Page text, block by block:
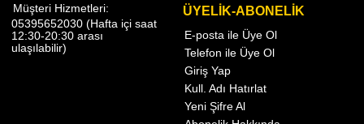
Müşteri Hizmetleri:
05395652030 (Hafta içi saat
12:30-20:30 arası
ulaşılabilir)
ÜYELİK-ABONELİK
E-posta ile Üye Ol
Telefon ile Üye Ol
Giriş Yap
Kull. Adı Hatırlat
Yeni Şifre Al